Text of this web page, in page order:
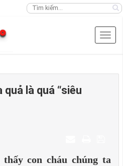
là quá “siêu
con cháu chúng ta